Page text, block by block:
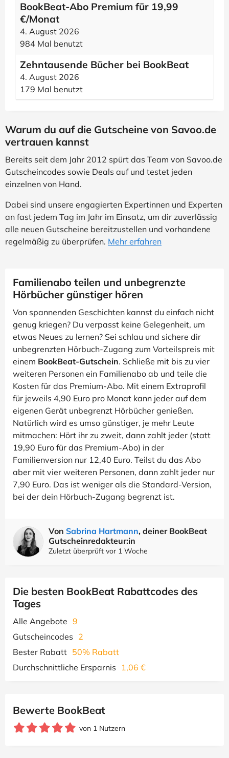
BookBeat-Abo Premium für 19,99
€/Monat
4. August 2026
984 Mal benutzt
Zehntausende Bücher bei BookBeat
4. August 2026
179 Mal benutzt
Warum du auf die Gutscheine von Savoo.de
vertrauen kannst
Bereits seit dem Jahr 2012 spürt das Team von Savoo.de
Gutscheincodes sowie Deals auf und testet jeden
einzelnen von Hand.
Dabei sind unsere engagierten Expertinnen und Experten
an fast jedem Tag im Jahr im Einsatz, um dir zuverlässig
alle neuen Gutscheine bereitzustellen und vorhandene
regelmäßig zu überprüfen. Mehr erfahren
Familienabo teilen und unbegrenzte
Hörbücher günstiger hören
Von spannenden Geschichten kannst du einfach nicht
genug kriegen? Du verpasst keine Gelegenheit, um
etwas Neues zu lernen? Sei schlau und sichere dir
unbegrenzten Hörbuch-Zugang zum Vorteilspreis mit
einem BookBeat-Gutschein. Schließe mit bis zu vier
weiteren Personen ein Familienabo ab und teile die
Kosten für das Premium-Abo. Mit einem Extraprofil
für jeweils 4,90 Euro pro Monat kann jeder auf dem
eigenen Gerät unbegrenzt Hörbücher genießen.
Natürlich wird es umso günstiger, je mehr Leute
mitmachen: Hört ihr zu zweit, dann zahlt jeder (statt
19,90 Euro für das Premium-Abo) in der
Familienversion nur 12,40 Euro. Teilst du das Abo
aber mit vier weiteren Personen, dann zahlt jeder nur
7,90 Euro. Das ist weniger als die Standard-Version,
bei der dein Hörbuch-Zugang begrenzt ist.
Von Sabrina Hartmann, deiner BookBeat
Gutscheinredakteur:in
Zuletzt überprüft vor 1 Woche
Die besten BookBeat Rabattcodes des
Tages
Alle Angebote 9
Gutscheincodes 2
Bester Rabatt 50% Rabatt
Durchschnittliche Ersparnis
1,06 €
Bewerte BookBeat
von 1 Nutzern